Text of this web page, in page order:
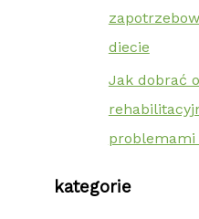
diecie
Jak dobrać
problemami
kategorie